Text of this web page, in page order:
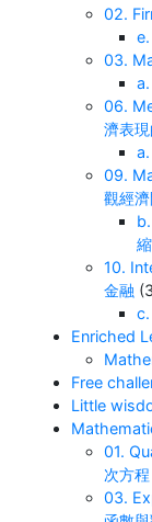
02.
03.
06.
濟表
09.
觀經
縮
10.
金融
Enriched
Free
Little
01.
次方程
03.